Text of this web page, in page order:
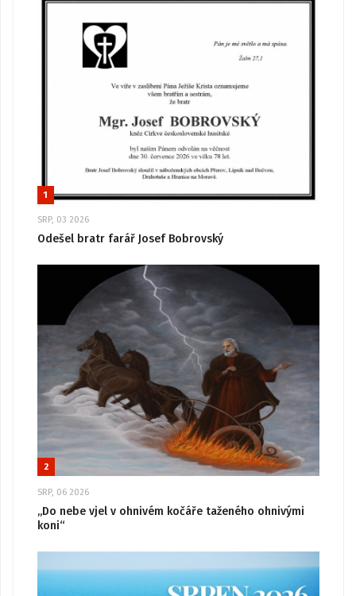
1
SRP, 03 2026
Odešel bratr farář Josef Bobrovský
2
SRP, 06 2026
„Do nebe vjel v ohnivém kočáře taženého ohnivými
koni“